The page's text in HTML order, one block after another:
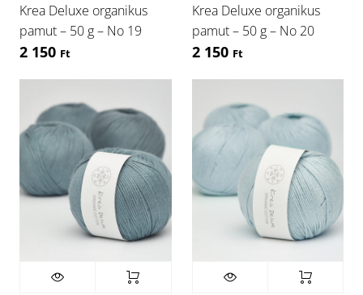
Krea Deluxe organikus
pamut – 50 g – No 19
2 150 Ft
Krea Deluxe organikus
pamut – 50 g – No 20
2 150 Ft